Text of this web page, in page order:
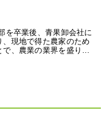
を卒業後、青果卸会社に
現地で得た農家のため
、農業の業界を盛り…